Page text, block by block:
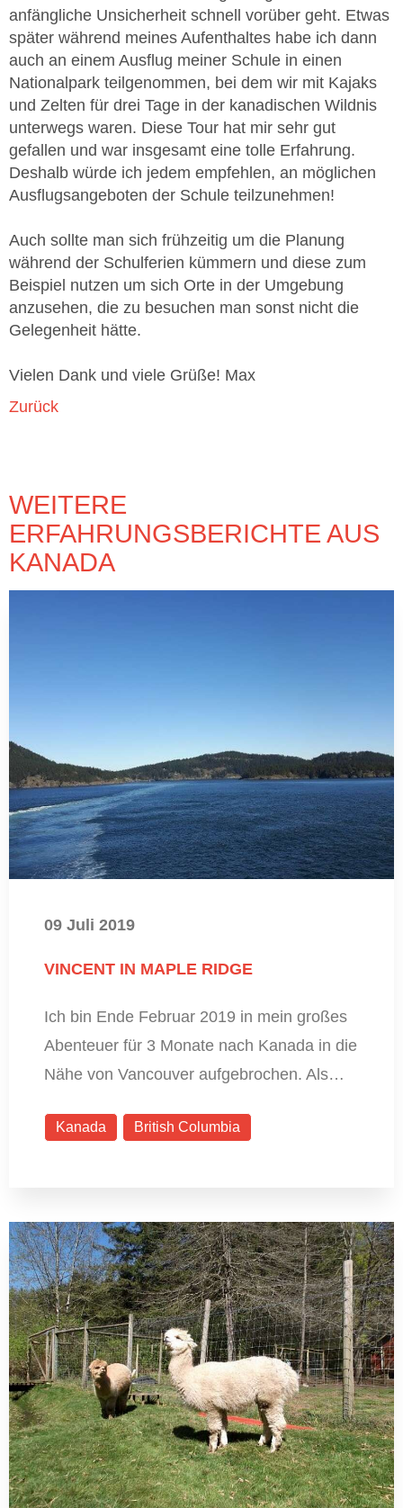
anfängliche Unsicherheit schnell vorüber geht. Etwas
später während meines Aufenthaltes habe ich dann
auch an einem Ausflug meiner Schule in einen
Nationalpark teilgenommen, bei dem wir mit Kajaks
und Zelten für drei Tage in der kanadischen Wildnis
unterwegs waren. Diese Tour hat mir sehr gut
gefallen und war insgesamt eine tolle Erfahrung.
Deshalb würde ich jedem empfehlen, an möglichen
Ausflugsangeboten der Schule teilzunehmen!
Auch sollte man sich frühzeitig um die Planung
während der Schulferien kümmern und diese zum
Beispiel nutzen um sich Orte in der Umgebung
anzusehen, die zu besuchen man sonst nicht die
Gelegenheit hätte.
Vielen Dank und viele Grüße! Max
Zurück
WEITERE
ERFAHRUNGSBERICHTE AUS
KANADA
09 Juli 2019
VINCENT IN MAPLE RIDGE
Ich bin Ende Februar 2019 in mein großes
Abenteuer für 3 Monate nach Kanada in die
Nähe von Vancouver aufgebrochen. Als…
Kanada British Columbia